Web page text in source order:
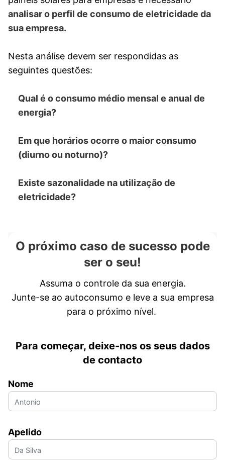
analisar o perfil de consumo de eletricidade da
sua empresa.
Nesta análise devem ser respondidas as
seguintes questões:
Qual é o consumo médio mensal e anual de
energia?
Em que horários ocorre o maior consumo
(diurno ou noturno)?
Existe sazonalidade na utilização de
eletricidade?
O próximo caso de sucesso pode
ser o seu!
Assuma o controle da sua energia.
Junte-se ao autoconsumo e leve a sua empresa
para o próximo nível.
Para começar, deixe-nos os seus dados
de contacto
Nome
Apelido